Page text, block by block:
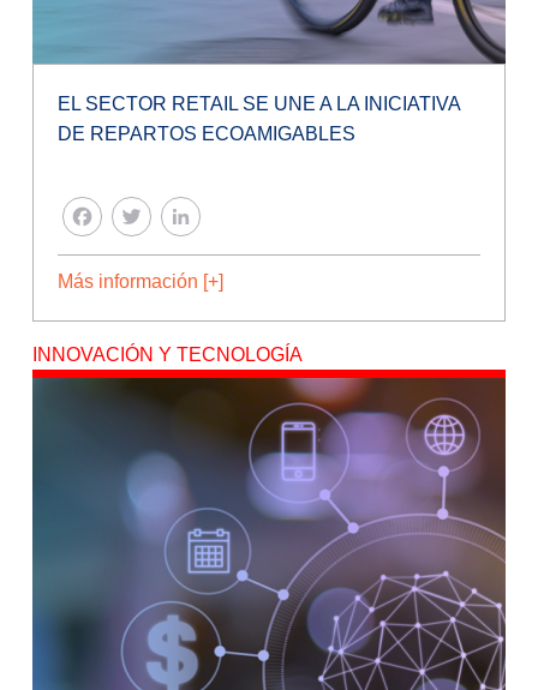
EL SECTOR RETAIL SE UNE A LA INICIATIVA
DE REPARTOS ECOAMIGABLES
FACEBOOK
TWITTER
Más información [+]
INNOVACIÓN Y TECNOLOGÍA